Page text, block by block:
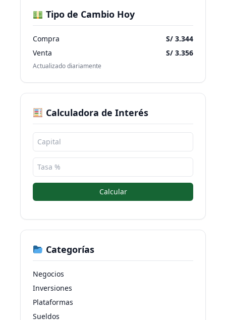
Tipo de Cambio Hoy
Compra
S/ 3.344
Venta
S/ 3.356
Actualizado diariamente
Calculadora de Interés
Calcular
Categorías
Negocios
Inversiones
Plataformas
Sueldos